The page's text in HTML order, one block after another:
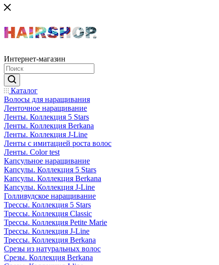
Интернет-магазин
Каталог
Волосы для наращивания
Ленточное наращивание
Ленты. Коллекция 5 Stars
Ленты. Коллекция Berkana
Ленты. Коллекция J-Line
Ленты с имитацией роста волос
Ленты. Color test
Капсульное наращивание
Капсулы. Коллекция 5 Stars
Капсулы. Коллекция Berkana
Капсулы. Коллекция J-Line
Голливудское наращивание
Трессы. Коллекция 5 Stars
Трессы. Коллекция Classic
Трессы. Коллекция Petite Marie
Трессы. Коллекция J-Line
Трессы. Коллекция Berkana
Срезы из натуральных волос
Срезы. Коллекция Berkana